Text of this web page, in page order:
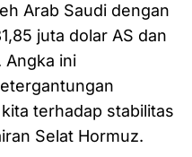
Arab Saudi dengan
juta dolar AS dan
Angka ini
terhadap stabilitas
Selat Hormuz.